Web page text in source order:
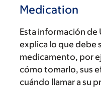
Medication
Esta información de
explica lo que debe
medicamento, por
cómo tomarlo, sus
cuándo llamar a su